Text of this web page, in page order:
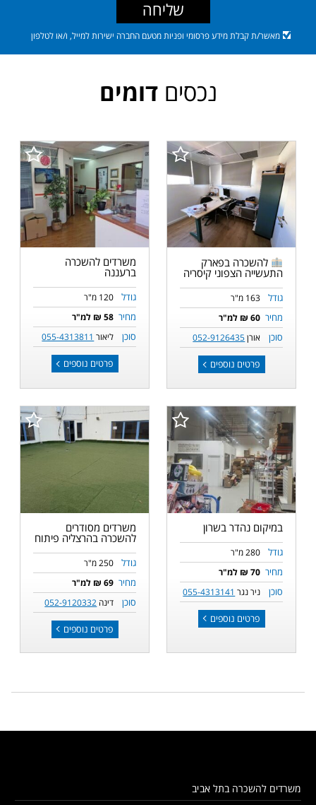
מאשר/ת קבלת מידע פרסומי ופניות מטעם החברה ישירות למייל, ו/או לטלפון
שליחה
נכסיםדומים
להשכרה בפארק
התעשייה הצפוני קיסריה
גודל 163 מ"ר
מחיר 60 ₪ למ"ר
סוכן אורן052-9126435
פרטים נוספים
משרדים להשכרה
ברעננה
גודל 120 מ"ר
מחיר 58 ₪ למ"ר
סוכן ליאור 055-4313811
פרטים נוספים
במיקום נהדר בשרון
גודל 280 מ"ר
מחיר 70 ₪ למ"ר
סוכן ניר נגר 055-4313141
פרטים נוספים
משרדים מסודרים
להשכרה בהרצליה פיתוח
גודל 250 מ"ר
מחיר 69 ₪ למ"ר
סוכן דינה 052-9120332
פרטים נוספים
משרדים להשכרה בתל אביב